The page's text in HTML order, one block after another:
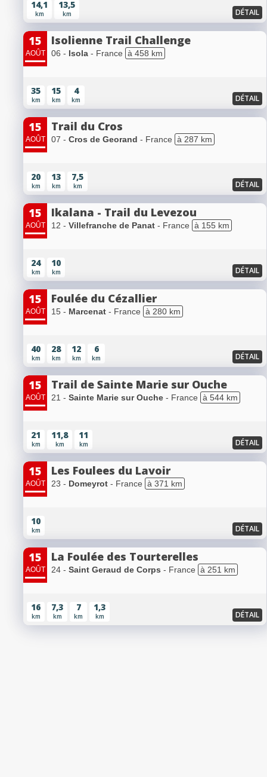
14,1
km
13,5
km DÉTAIL
15
AOÛT
Isolienne Trail Challenge
06 - Isola - France à 458 km
35
km
15
km
4
km DÉTAIL
15
AOÛT
Trail du Cros
07 - Cros de Georand - France à 287 km
20
km
13
km
7,5
km DÉTAIL
15
AOÛT
Ikalana - Trail du Levezou
12 - Villefranche de Panat - France à 155 km
24
km
10
km DÉTAIL
15
AOÛT
Foulée du Cézallier
15 - Marcenat - France à 280 km
40
km
28
km
12
km
6
km DÉTAIL
15
AOÛT
Trail de Sainte Marie sur Ouche
21 - Sainte Marie sur Ouche - France à 544 km
21
km
11,8
km
11
km DÉTAIL
15
AOÛT
Les Foulees du Lavoir
23 - Domeyrot - France à 371 km
10
km DÉTAIL
15
AOÛT
La Foulée des Tourterelles
24 - Saint Geraud de Corps - France à 251 km
16
km
7,3
km
7
km
1,3
km DÉTAIL